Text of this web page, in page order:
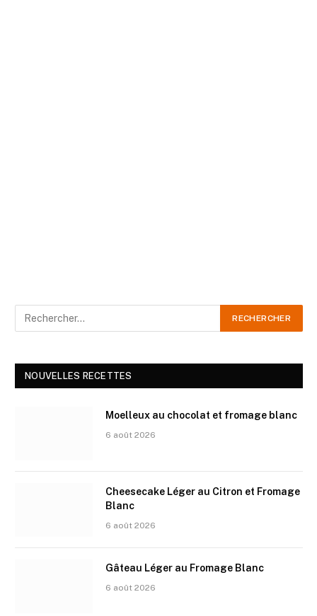
NOUVELLES RECETTES
Moelleux au chocolat et fromage blanc
6 août 2026
Cheesecake Léger au Citron et Fromage
Blanc
6 août 2026
Gâteau Léger au Fromage Blanc
6 août 2026